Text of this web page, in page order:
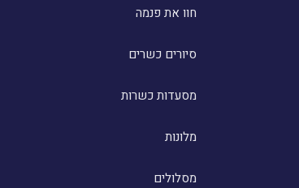
חוו את פנמה
סיורים כשרים
מסעדות כשרות
מלונות
מסלולים